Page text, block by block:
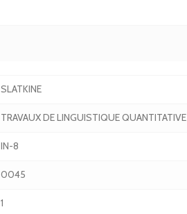
SLATKINE
TRAVAUX DE LINGUISTIQUE QUANTITATIVE
IN-8
0045
1